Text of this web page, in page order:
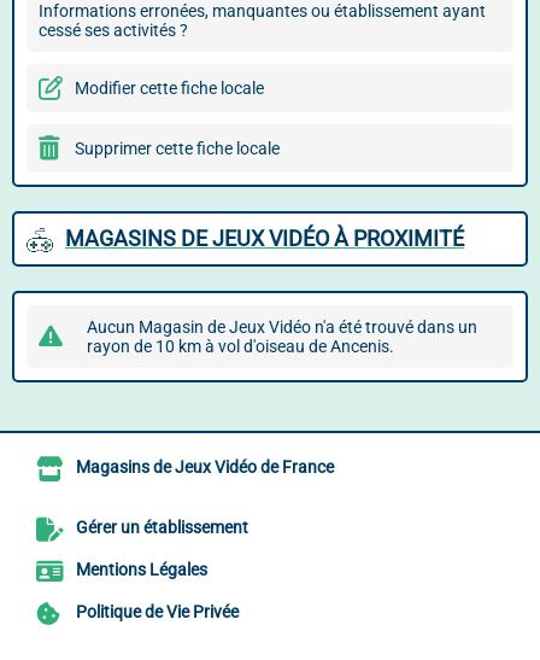
Informations erronées, manquantes ou établissement ayant
cessé ses activités ?
Modifier cette fiche locale
Supprimer cette fiche locale
MAGASINS DE JEUX VIDÉO À PROXIMITÉ
Aucun Magasin de Jeux Vidéo n'a été trouvé dans un
rayon de 10 km à vol d'oiseau de Ancenis.
Magasins de Jeux Vidéo de France
Gérer un établissement
Mentions Légales
Politique de Vie Privée